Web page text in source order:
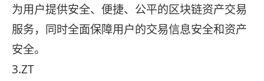
为用户提供安全、便捷、公平的区块链资产交易
服务，同时全面保障用户的交易信息安全和资产
安全。
3.ZT